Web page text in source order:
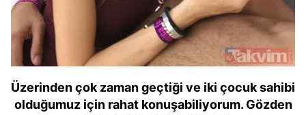
Üzerinden çok zaman geçtiği ve iki çocuk sahibi
olduğumuz için rahat konuşabiliyorum. Gözden